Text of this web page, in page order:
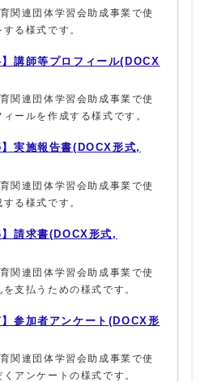
関連団体学習会助成事業で使
る様式です。
講師等プロフィール(DOCX
関連団体学習会助成事業で使
ールを作成する様式です。
実施報告書(DOCX形式,
関連団体学習会助成事業で使
る様式です。
請求書(DOCX形式,
関連団体学習会助成事業で使
支払うための様式です。
参加者アンケート(DOCX形
関連団体学習会助成事業で使
アンケートの様式です。